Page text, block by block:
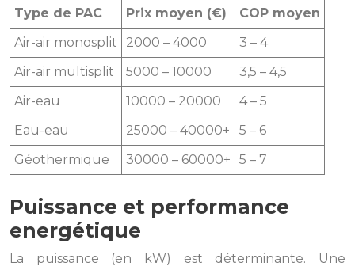
Type de PAC Prix moyen (€)
COP moyen
Air-air monosplit
2000 – 4000
3 – 4
Air-air multisplit
5000 – 10000
3,5 – 4,5
Air-eau
10000 – 20000
4 – 5
Eau-eau
25000 – 40000+
5 – 6
Géothermique
30000 – 60000+ 5 – 7
Puissance et performance
energétique
La puissance (en kW) est déterminante. Une